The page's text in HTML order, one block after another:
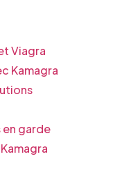
Viagra
Kamagra
garde